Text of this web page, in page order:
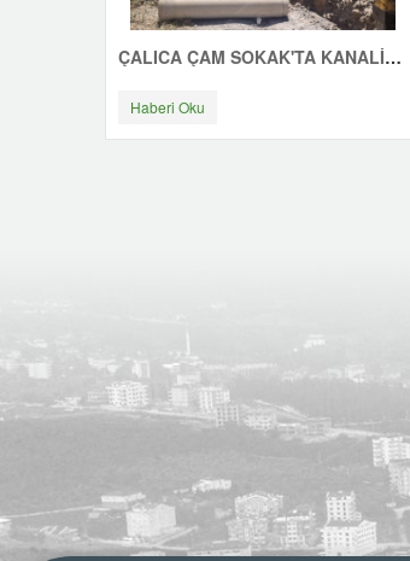
ÇALICA ÇAM SOKAK'TA KANALİZASYON ÇALIŞMASI
Haberi Oku